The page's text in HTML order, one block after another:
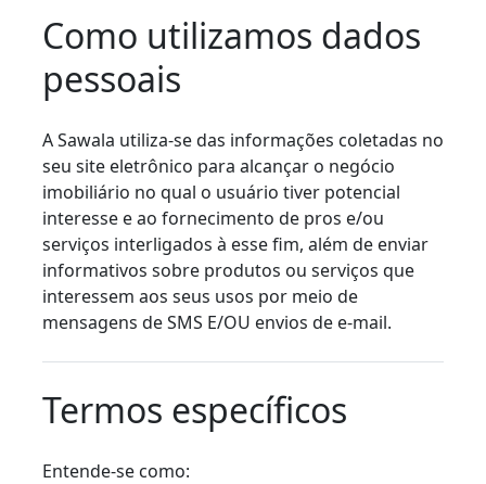
Como utilizamos dados
pessoais
A Sawala utiliza-se das informações coletadas no
seu site eletrônico para alcançar o negócio
imobiliário no qual o usuário tiver potencial
interesse e ao fornecimento de pros e/ou
serviços interligados à esse fim, além de enviar
informativos sobre produtos ou serviços que
interessem aos seus usos por meio de
mensagens de SMS E/OU envios de e-mail.
Termos específicos
Entende-se como: